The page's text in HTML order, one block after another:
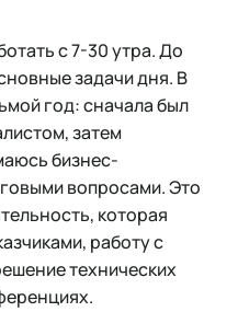
с 7-30 утра. До
задачи дня. В
год: сначала был
затем
бизнес-
вопросами. Это
которая
работу с
технических